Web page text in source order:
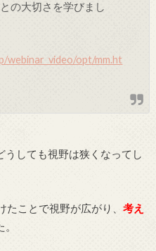
の大切さを学びまし
webinar_video/opt/mm.ht
しても視野は狭くなってし
ことで視野が広がり、 考え